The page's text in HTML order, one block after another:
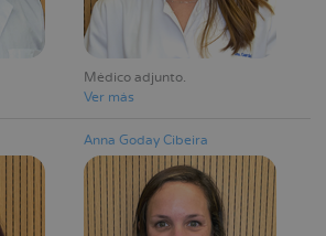
Médico adjunto
Ver más
Anna Goday Cibeira